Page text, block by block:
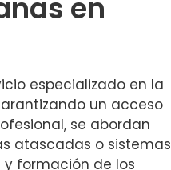
en
especializado en la
un acceso
se abordan
atascadas o sistemas
y formación de los